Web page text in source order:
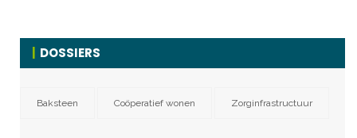
DOSSIERS
Baksteen Coöperatief wonen Zorginfrastructuur